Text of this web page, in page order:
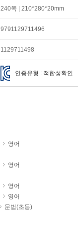
240쪽 | 210*280*20mm
9791129711496
1129711498
인증유형 : 적합성확인
영어
영어
영어
영어
문법(초등)